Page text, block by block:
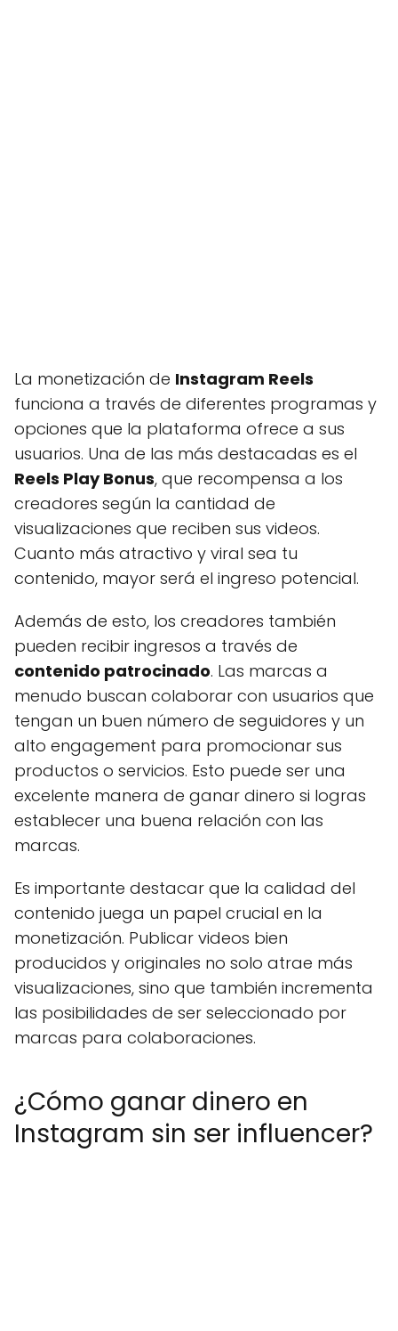
La monetización de Instagram Reels
funciona a través de diferentes programas y
opciones que la plataforma ofrece a sus
usuarios. Una de las más destacadas es el
Reels Play Bonus, que recompensa a los
creadores según la cantidad de
visualizaciones que reciben sus videos.
Cuanto más atractivo y viral sea tu
contenido, mayor será el ingreso potencial.
Además de esto, los creadores también
pueden recibir ingresos a través de
contenido patrocinado. Las marcas a
menudo buscan colaborar con usuarios que
tengan un buen número de seguidores y un
alto engagement para promocionar sus
productos o servicios. Esto puede ser una
excelente manera de ganar dinero si logras
establecer una buena relación con las
marcas.
Es importante destacar que la calidad del
contenido juega un papel crucial en la
monetización. Publicar videos bien
producidos y originales no solo atrae más
visualizaciones, sino que también incrementa
las posibilidades de ser seleccionado por
marcas para colaboraciones.
¿Cómo ganar dinero en
Instagram sin ser influencer?